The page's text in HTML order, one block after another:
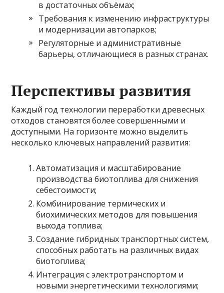
в достаточных объёмах;
Требования к изменению инфраструктуры
и модернизации автопарков;
Регуляторные и административные
барьеры, отличающиеся в разных странах.
Перспективы развития
Каждый год технологии переработки древесных
отходов становятся более совершенными и
доступными. На горизонте можно выделить
несколько ключевых направлений развития:
Автоматизация и масштабирование
производства биотоплива для снижения
себестоимости;
Комбинирование термических и
биохимических методов для повышения
выхода топлива;
Создание гибридных транспортных систем,
способных работать на различных видах
биотоплива;
Интеграция с электротранспортом и
новыми энергетическими технологиями;